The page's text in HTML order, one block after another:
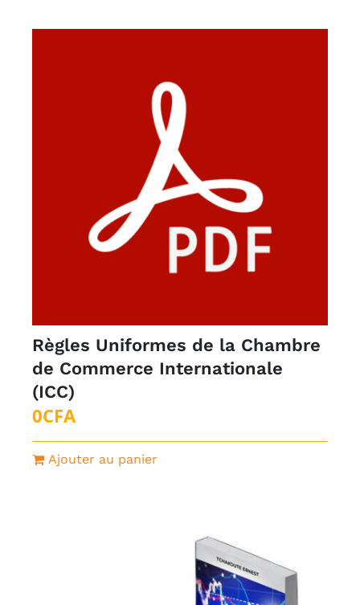
Règles Uniformes de la Chambre
de Commerce Internationale
(ICC)
0CFA
Ajouter au panier